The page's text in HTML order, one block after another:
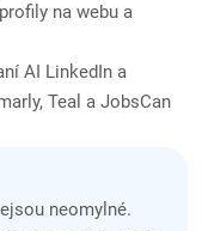
na webu a
AI LinkedIn a
Teal a JobsCan
neomylné.